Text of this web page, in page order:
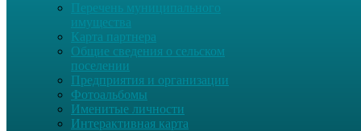
Перечень муниципального
имущества
Карта партнера
Общие сведения о сельском
поселении
Предприятия и организации
Фотоальбомы
Именитые личности
Интерактивная карта